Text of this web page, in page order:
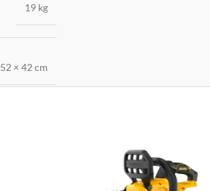
19 kg
× 42 cm